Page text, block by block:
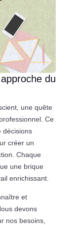
du
une quête
Ce
décisions
créer un
Chaque
une brique
enrichissant.
et
devons
nos besoins,